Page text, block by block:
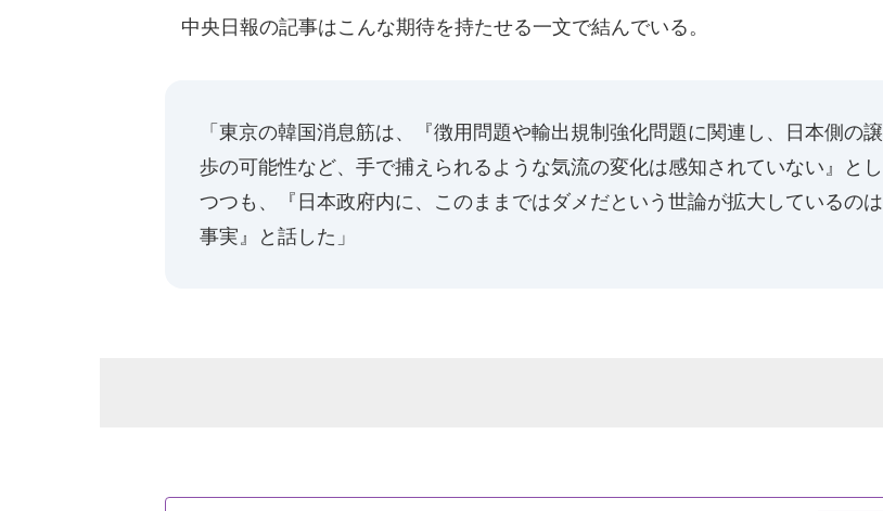
中央日報の記事はこんな期待を持たせる一文で結んでいる。
「東京の韓国消息筋は、『徴用問題や輸出規制強化問題に関連し、日本側の譲
歩の可能性など、手で捕えられるような気流の変化は感知されていない』とし
つつも、『日本政府内に、このままではダメだという世論が拡大しているのは
事実』と話した」